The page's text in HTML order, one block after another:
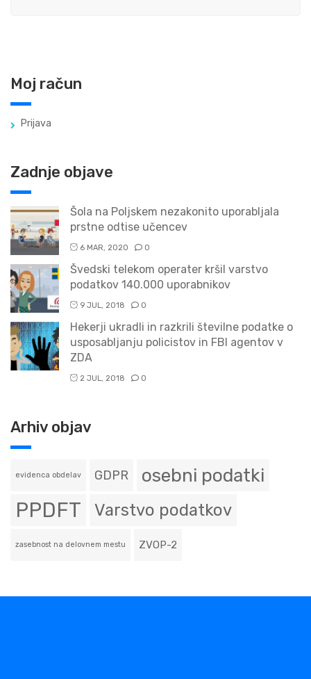
Moj račun
Prijava
Zadnje objave
Šola na Poljskem nezakonito uporabljala
prstne odtise učencev
6 MAR, 2020 0
Švedski telekom operater kršil varstvo
podatkov 140.000 uporabnikov
9 JUL, 2018 0
Hekerji ukradli in razkrili številne podatke o
usposabljanju policistov in FBI agentov v
ZDA
2 JUL, 2018 0
Arhiv objav
evidenca obdelav GDPR osebni podatki
PPDFT Varstvo podatkov
zasebnost na delovnem mestu ZVOP-2